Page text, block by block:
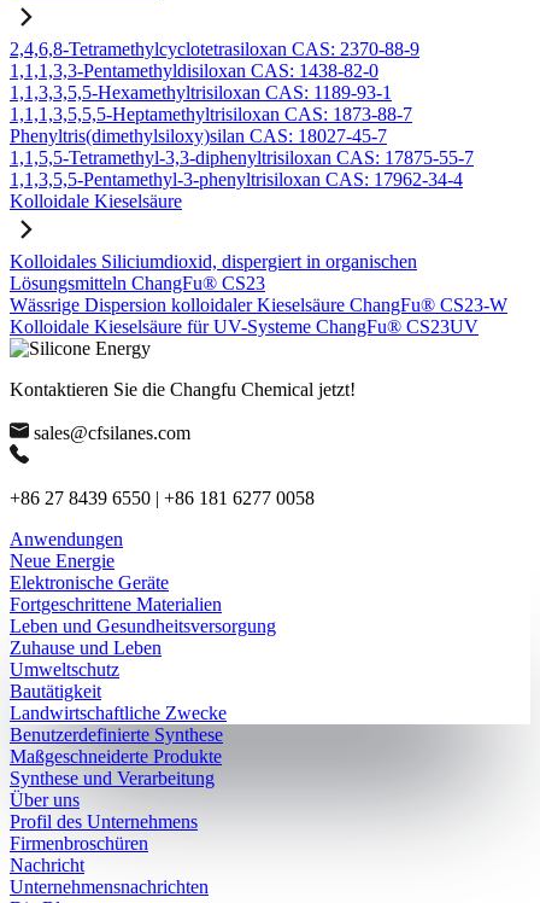
2,4,6,8-Tetramethylcyclotetrasiloxan CAS: 2370-88-9
1,1,1,3,3-Pentamethyldisiloxan CAS: 1438-82-0
1,1,3,3,5,5-Hexamethyltrisiloxan CAS: 1189-93-1
1,1,1,3,5,5,5-Heptamethyltrisiloxan CAS: 1873-88-7
Phenyltris(dimethylsiloxy)silan CAS: 18027-45-7
1,1,5,5-Tetramethyl-3,3-diphenyltrisiloxan CAS: 17875-55-7
1,1,3,5,5-Pentamethyl-3-phenyltrisiloxan CAS: 17962-34-4
Kolloidale Kieselsäure
Kolloidales Siliciumdioxid, dispergiert in organischen
Lösungsmitteln ChangFu® CS23
Wässrige Dispersion kolloidaler Kieselsäure ChangFu® CS23-W
Kolloidale Kieselsäure für UV-Systeme ChangFu® CS23UV
Kontaktieren Sie die Changfu Chemical jetzt!
sales@cfsilanes.com
+86 27 8439 6550 | +86 181 6277 0058
Anwendungen
Neue Energie
Elektronische Geräte
Fortgeschrittene Materialien
Leben und Gesundheitsversorgung
Zuhause und Leben
Umweltschutz
Bautätigkeit
Landwirtschaftliche Zwecke
Benutzerdefinierte Synthese
Maßgeschneiderte Produkte
Synthese und Verarbeitung
Über uns
Profil des Unternehmens
Firmenbroschüren
Nachricht
Unternehmensnachrichten